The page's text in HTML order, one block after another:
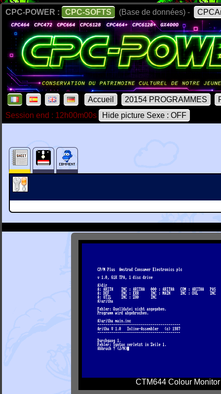
CPC-POWER : CPC-SOFTS (Base de données) -
Accueil 20154 PROGRAMMES
Session end : 12h00m00s
Hide picture Sexe : OFF
CTM644 Colour Monitor